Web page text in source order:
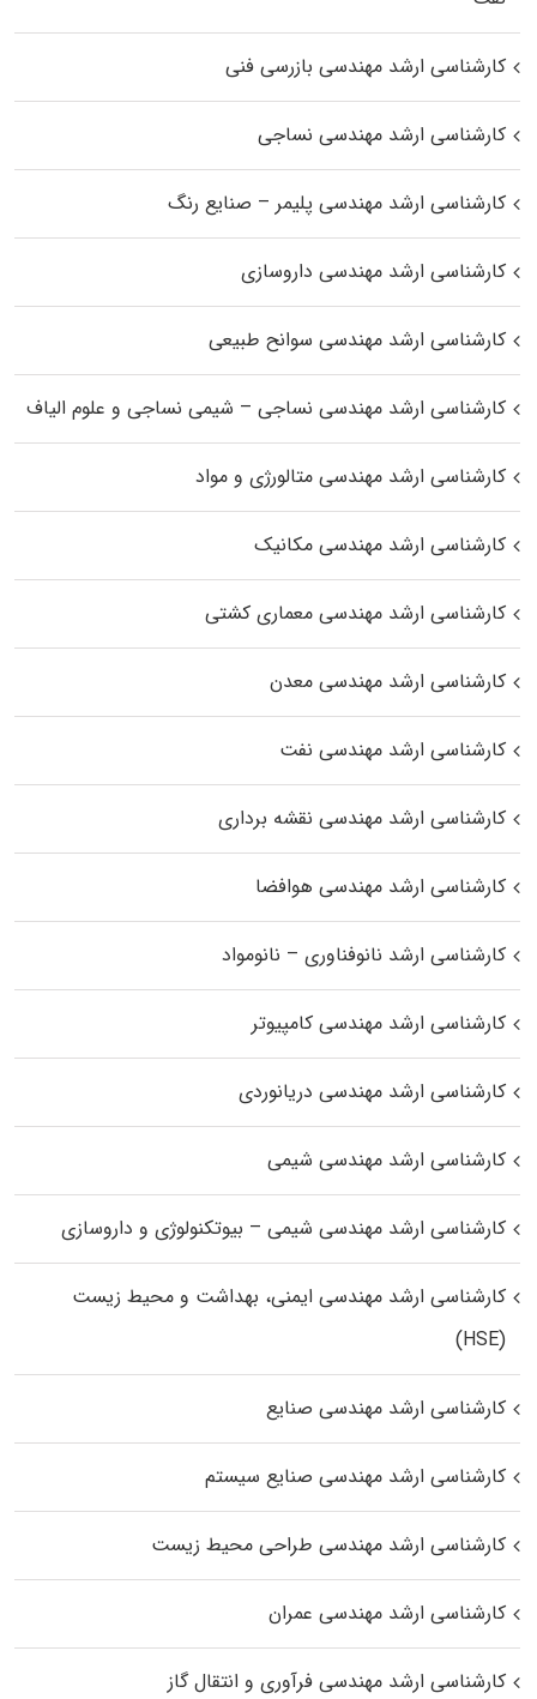
کارشناسی ارشد مهندسی بازرسی فنی
کارشناسی ارشد مهندسی نساجی
کارشناسی ارشد مهندسی پلیمر – صنایع رنگ
کارشناسی ارشد مهندسی داروسازی
کارشناسی ارشد مهندسی سوانح طبیعی
کارشناسی ارشد مهندسی نساجی – شیمی نساجی و علوم الیاف
کارشناسی ارشد مهندسی متالورژی و مواد
کارشناسی ارشد مهندسی مکانیک
کارشناسی ارشد مهندسی معماری کشتی
کارشناسی ارشد مهندسی معدن
کارشناسی ارشد مهندسی نفت
کارشناسی ارشد مهندسی نقشه برداری
کارشناسی ارشد مهندسی هوافضا
کارشناسی ارشد نانوفناوری – نانومواد
کارشناسی ارشد مهندسی کامپیوتر
کارشناسی ارشد مهندسی دریانوردی
کارشناسی ارشد مهندسی شیمی
کارشناسی ارشد مهندسی شیمی – بیوتکنولوژی و داروسازی
کارشناسی ارشد مهندسی ایمنی، بهداشت و محیط زیست
(HSE)
کارشناسی ارشد مهندسی صنایع
کارشناسی ارشد مهندسی صنایع سیستم
کارشناسی ارشد مهندسی طراحی محیط زیست
کارشناسی ارشد مهندسی عمران
کارشناسی ارشد مهندسی فرآوری و انتقال گاز